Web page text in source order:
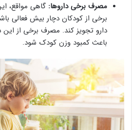
مصرف برخی داروها: گاهی مواقع،
برخی از کودکان دچار بیش فعالی
دارو تجویز کند. مصرف برخی از این
باعث کمبود وزن کودک شود.